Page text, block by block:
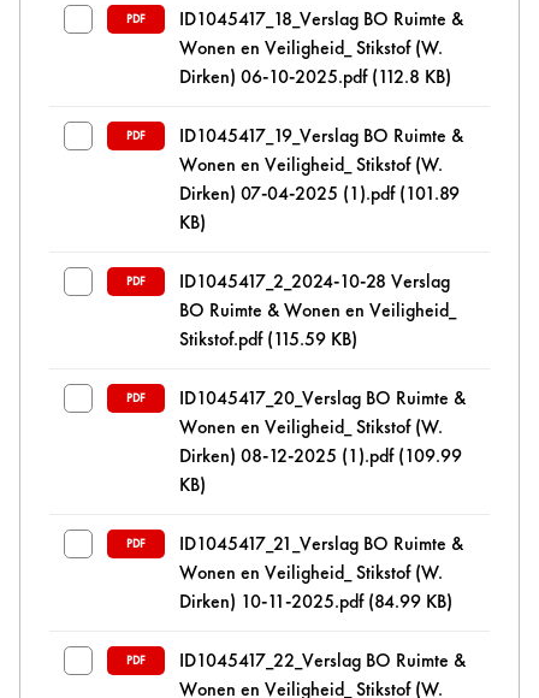
PDF
ID1045417_18_Verslag BO Ruimte &
Wonen en Veiligheid_ Stikstof (W.
Dirken) 06-10-2025.pdf (112.8 KB)
PDF
ID1045417_19_Verslag BO Ruimte &
Wonen en Veiligheid_ Stikstof (W.
Dirken) 07-04-2025 (1).pdf (101.89
KB)
PDF
ID1045417_2_2024-10-28 Verslag
BO Ruimte & Wonen en Veiligheid_
Stikstof.pdf (115.59 KB)
PDF
ID1045417_20_Verslag BO Ruimte &
Wonen en Veiligheid_ Stikstof (W.
Dirken) 08-12-2025 (1).pdf (109.99
KB)
PDF
ID1045417_21_Verslag BO Ruimte &
Wonen en Veiligheid_ Stikstof (W.
Dirken) 10-11-2025.pdf (84.99 KB)
PDF
ID1045417_22_Verslag BO Ruimte &
Wonen en Veiligheid_ Stikstof (W.